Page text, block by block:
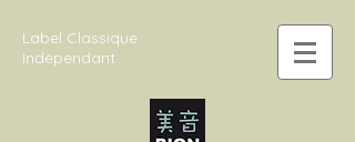
Label Classique
Indépendant